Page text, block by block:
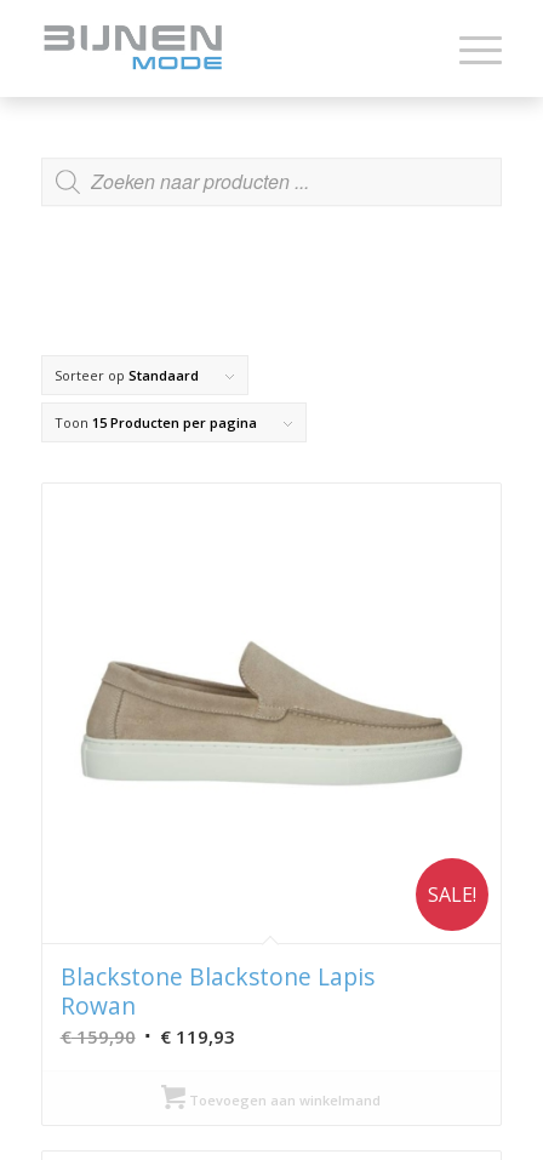
Sorteer op Standaard
Toon 15 Producten per pagina
SALE!
Blackstone Blackstone Lapis
Rowan
€159,90 Oorspronkelijke
was:
€119,93Huidige
Toevoegen aan winkelmand
ZOEKEN